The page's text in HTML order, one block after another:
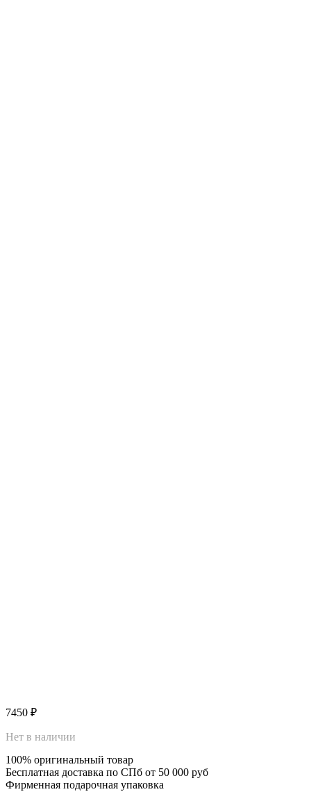
7450 ₽
Нет в наличии
100% оригинальный товар
Бесплатная доставка по СПб от 50 000 руб
Фирменная подарочная упаковка